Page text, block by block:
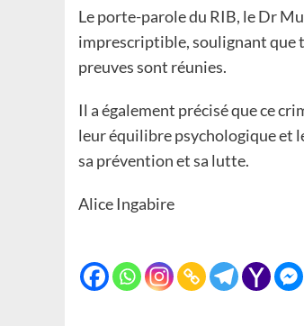
Le porte-parole du RIB, le Dr
imprescriptible, soulignant que
preuves sont réunies.
Il a également précisé que ce
leur équilibre psychologique et
sa prévention et sa lutte.
Alice Ingabire